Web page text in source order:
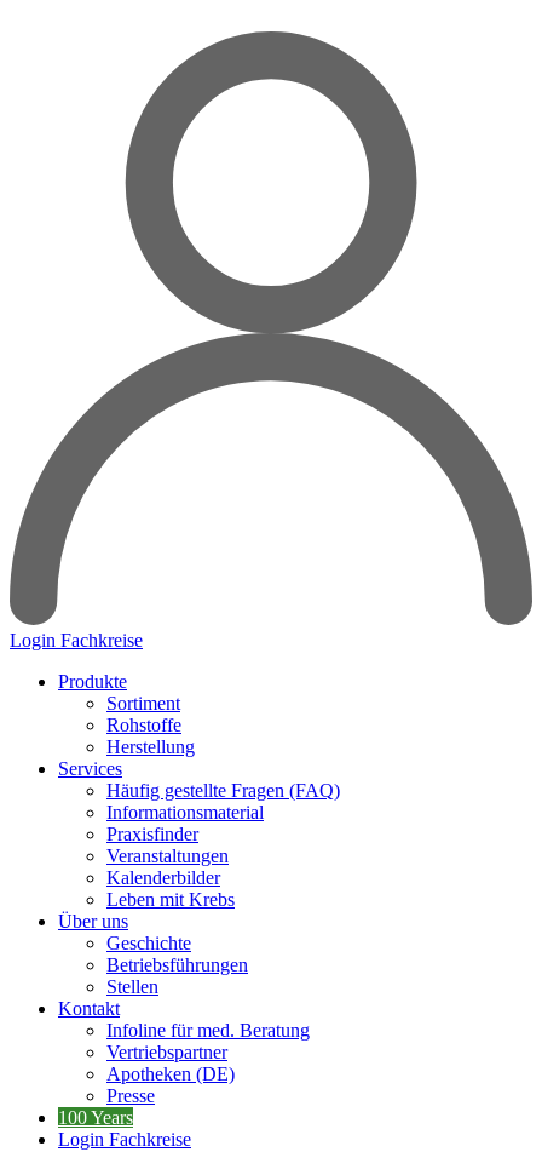
Login Fachkreise
Produkte
Sortiment
Rohstoffe
Herstellung
Services
Häufig gestellte Fragen (FAQ)
Informationsmaterial
Praxisfinder
Veranstaltungen
Kalenderbilder
Leben mit Krebs
Über uns
Geschichte
Betriebsführungen
Stellen
Kontakt
Infoline für med. Beratung
Vertriebspartner
Apotheken (DE)
Presse
100 Years
Login Fachkreise